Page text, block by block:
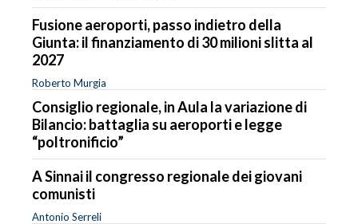
Fusione aeroporti, passo indietro della
Giunta: il finanziamento di 30 milioni slitta al
2027
Roberto Murgia
Consiglio regionale, in Aula la variazione di
Bilancio: battaglia su aeroporti e legge
“poltronificio”
A Sinnai il congresso regionale dei giovani
comunisti
Antonio Serreli